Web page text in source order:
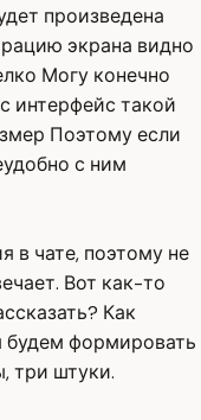
произведена
экрана видно
Могу конечно
интерфейс такой
Поэтому если
с ним
в чате, поэтому не
Вот как-то
Как
формировать
три штуки.